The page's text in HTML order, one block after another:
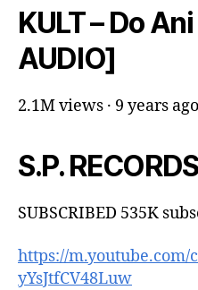
KULT – Do
AUDIO]
2.1M views · 9 years ago
S.P. RECORDS
SUBSCRIBED 535K
https://m.youtube.com/
yYsJtfCV48Luw